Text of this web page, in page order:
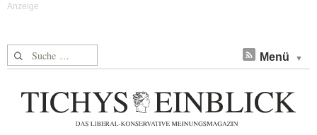
Suche nach: Menü